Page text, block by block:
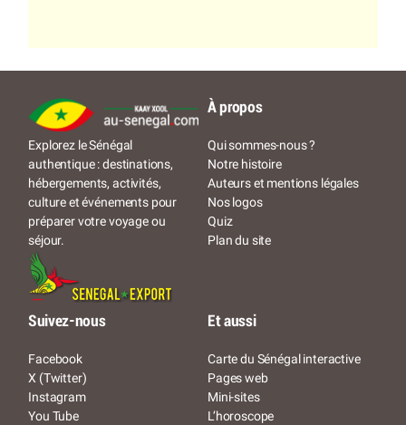
Explorez le Sénégal
authentique : destinations,
hébergements, activités,
culture et événements pour
préparer votre voyage ou
séjour.
À propos
Qui sommes-nous ?
Notre histoire
Auteurs et mentions légales
Nos logos
Quiz
Plan du site
Suivez-nous
Facebook
X (Twitter)
Instagram
You Tube
Et aussi
Carte du Sénégal interactive
Pages web
Mini-sites
L’horoscope